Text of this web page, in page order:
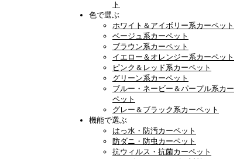
ト
色で選ぶ
ホワイト＆アイボリー系カーペット
ベージュ系カーペット
ブラウン系カーペット
イエロー＆オレンジー系カーペット
ピンク＆レッド系カーペット
グリーン系カーペット
ブルー・ネービー＆パープル系カー
ペット
グレー＆ブラック系カーペット
機能で選ぶ
はっ水・防汚カーペット
防ダニ・防虫カーペット
抗ウィルス・抗菌カーペット